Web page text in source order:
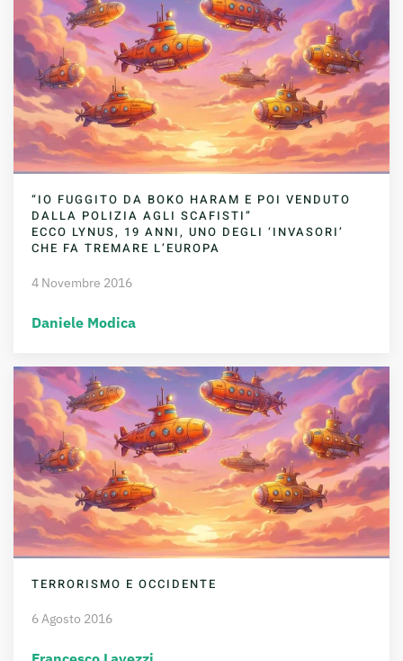
“IO FUGGITO DA BOKO HARAM E POI VENDUTO
DALLA POLIZIA AGLI SCAFISTI”
ECCO LYNUS, 19 ANNI, UNO DEGLI ‘INVASORI’
CHE FA TREMARE L’EUROPA
4 Novembre 2016
Daniele Modica
TERRORISMO E OCCIDENTE
6 Agosto 2016